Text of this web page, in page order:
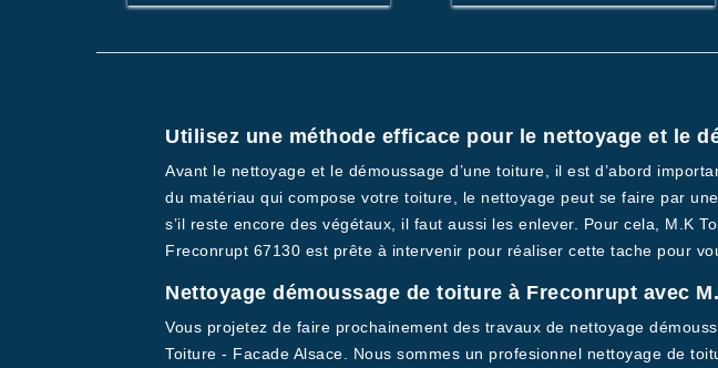
Utilisez une méthode efficace pour le nettoyage et le
Avant le nettoyage et le démoussage d’une toiture, il est d’abord
du matériau qui compose votre toiture, le nettoyage peut se faire par
s’il reste encore des végétaux, il faut aussi les enlever. Pour cela, M.K
Freconrupt 67130 est prête à intervenir pour réaliser cette tache pour
Nettoyage démoussage de toiture à Freconrupt avec
Vous projetez de faire prochainement des travaux de nettoyage
Toiture - Facade Alsace. Nous sommes un profesionnel nettoyage de